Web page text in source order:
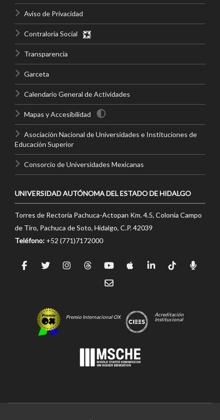
Aviso de Privacidad
Contraloría Social
Transparencia
Garceta
Calendario General de Actividades
Mapas y Accesibilidad
Asociación Nacional de Universidades e Instituciones de
Educación Superior
Consorcio de Universidades Mexicanas
UNIVERSIDAD AUTÓNOMA DEL ESTADO DE HIDALGO
Torres de Rectoría Pachuca-Actopan Km. 4.5, Colonia Campo
de Tiro, Pachuca de Soto, Hidalgo, C.P. 42039
Teléfono: +52 (771)7172000
Premio Internacional OX
Acreditación
Institucional